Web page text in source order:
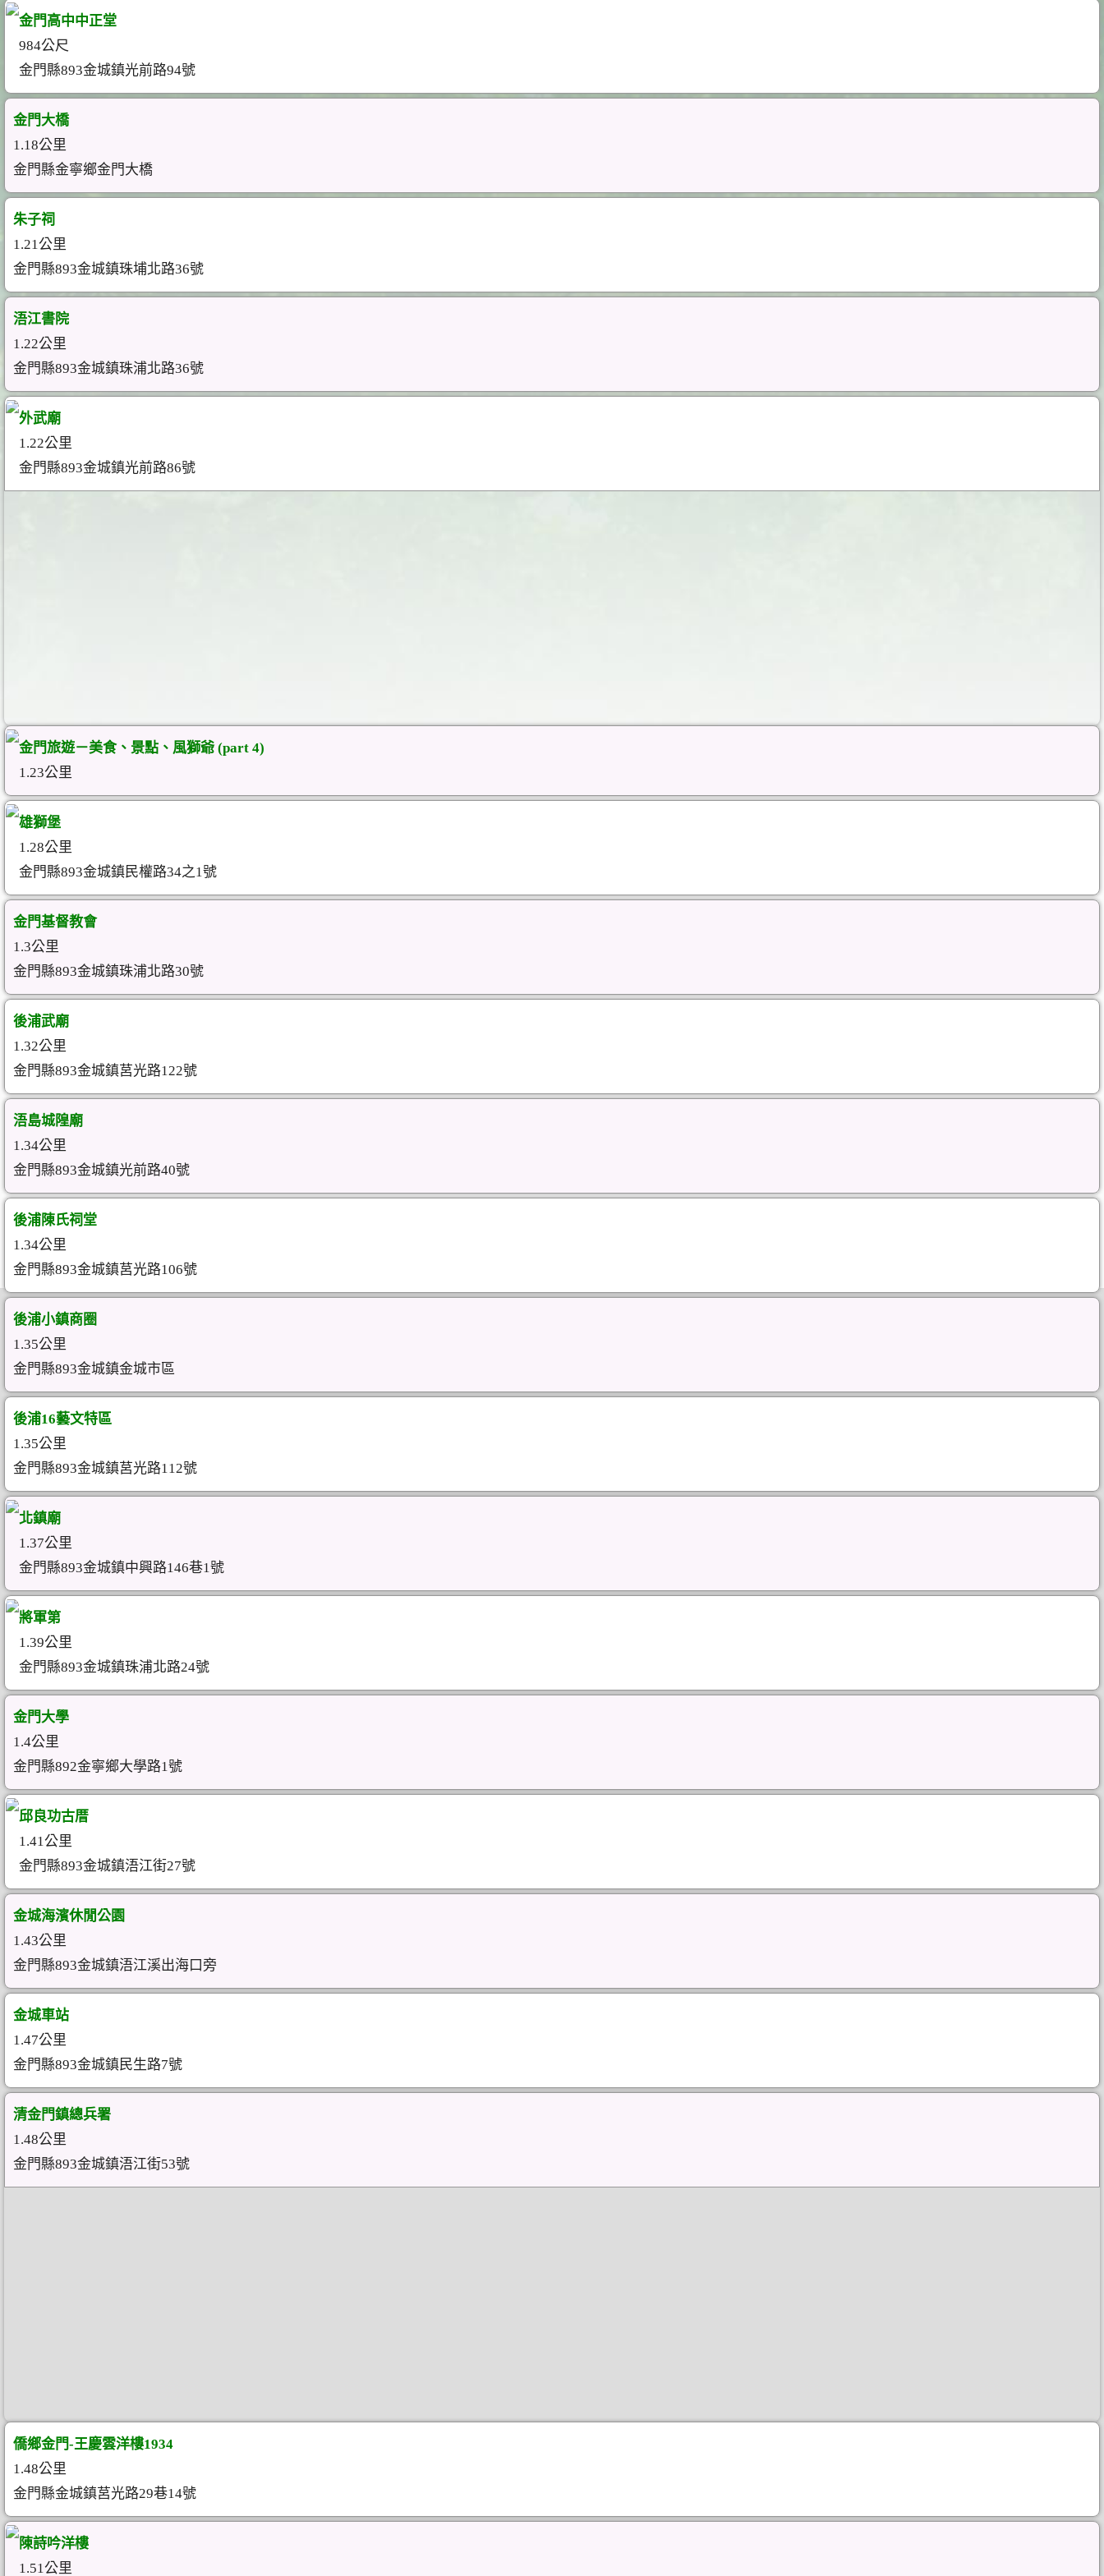
金門高中中正堂
984公尺
金門縣893金城鎮光前路94號
金門大橋
1.18公里
金門縣金寧鄉金門大橋
朱子祠
1.21公里
金門縣893金城鎮珠埔北路36號
浯江書院
1.22公里
金門縣893金城鎮珠浦北路36號
外武廟
1.22公里
金門縣893金城鎮光前路86號
金門旅遊－美食、景點、風獅爺 (part 4)
1.23公里
雄獅堡
1.28公里
金門縣893金城鎮民權路34之1號
金門基督教會
1.3公里
金門縣893金城鎮珠浦北路30號
後浦武廟
1.32公里
金門縣893金城鎮莒光路122號
浯島城隍廟
1.34公里
金門縣893金城鎮光前路40號
後浦陳氏祠堂
1.34公里
金門縣893金城鎮莒光路106號
後浦小鎮商圈
1.35公里
金門縣893金城鎮金城市區
後浦16藝文特區
1.35公里
金門縣893金城鎮莒光路112號
北鎮廟
1.37公里
金門縣893金城鎮中興路146巷1號
將軍第
1.39公里
金門縣893金城鎮珠浦北路24號
金門大學
1.4公里
金門縣892金寧鄉大學路1號
邱良功古厝
1.41公里
金門縣893金城鎮浯江街27號
金城海濱休閒公園
1.43公里
金門縣893金城鎮浯江溪出海口旁
金城車站
1.47公里
金門縣893金城鎮民生路7號
清金門鎮總兵署
1.48公里
金門縣893金城鎮浯江街53號
僑鄉金門-王慶雲洋樓1934
1.48公里
金門縣金城鎮莒光路29巷14號
陳詩吟洋樓
1.51公里